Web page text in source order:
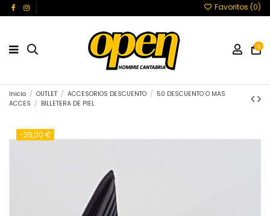
Favoritos (0)
0
Inicio OUTLET ACCESORIOS DESCUENTO
50 DESCUENTO O MAS
ACCES
BILLETERA DE PIEL
-25,00 €